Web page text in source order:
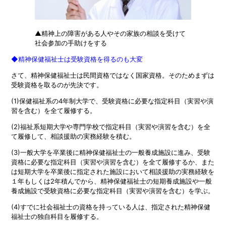
▲精神上の障害がある人やその家族の相談を受けて
社会参加の手助けをする
◆精神保健福祉士は受験資格を得るのも大変
さて、精神保健福祉士は民間資格ではなく国家資格。そのためまずは
受験資格を取るのが先決です。
(1)保健福祉系の4年制大学で、受験資格に必要な指定科目（実習や演
習を含む）を全て履修する。
(2)福祉系短期大学や専門学校で指定科目（実習や演習を含む）を全
て履修して、相談援助の実務経験を積む。
(3)一般大学を卒業後に精神保健福祉士の一般養成施設に進み、受験
資格に必要な指定科目（実習や演習を含む）を全て履修するか、また
は短期大学を卒業後に指定された施設において相談援助の実務経験を
１年もしくは2年積んでから、精神保健福祉士の短期養成施設や一般
養成施設で受験資格に必要な指定科目（実習や演習を含む）を学ぶ。
(4)すでに社会福祉士の資格を持っている人は、指定された精神保健
福祉士の独自科目を履修する。